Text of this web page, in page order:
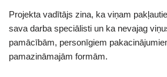
Projekta vadītājs zina, ka viņam
sava darba speciālisti un ka nevajag
pamācībām, personīgiem
pamazināmajām formām.